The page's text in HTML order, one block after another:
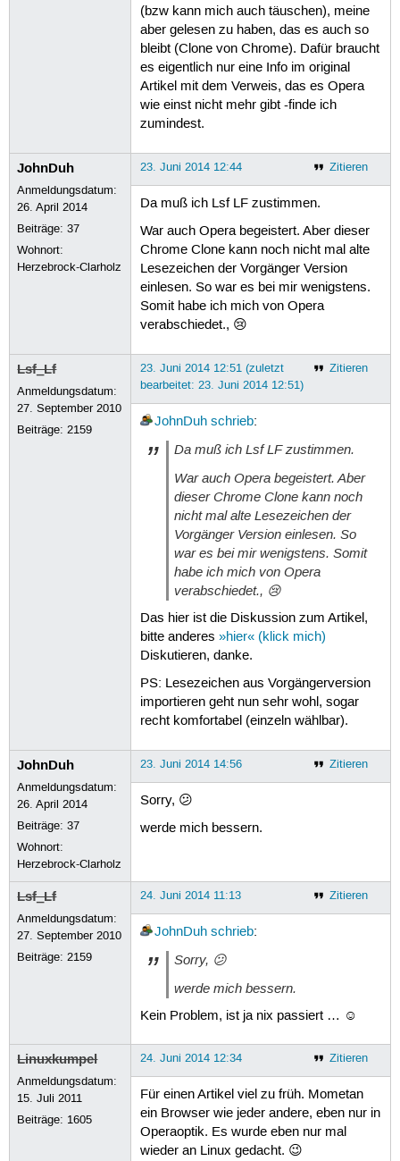
(bzw kann mich auch täuschen), meine
aber gelesen zu haben, das es auch so
bleibt (Clone von Chrome). Dafür braucht
es eigentlich nur eine Info im original
Artikel mit dem Verweis, das es Opera
wie einst nicht mehr gibt -finde ich
zumindest.
JohnDuh
Anmeldungsdatum:
26. April 2014
Beiträge:37
Wohnort:
Herzebrock-Clarholz
Zitieren
23. Juni 2014 12:44
Da muß ich Lsf LF zustimmen.
War auch Opera begeistert. Aber dieser
Chrome Clone kann noch nicht mal alte
Lesezeichen der Vorgänger Version
einlesen. So war es bei mir wenigstens.
Somit habe ich mich von Opera
verabschiedet., 😢
Lsf_Lf
Anmeldungsdatum:
27. September 2010
Beiträge:2159
Zitieren
23. Juni 2014 12:51 (zuletzt
bearbeitet: 23. Juni 2014 12:51)
JohnDuh schrieb:
Da muß ich Lsf LF zustimmen.
War auch Opera begeistert. Aber
dieser Chrome Clone kann noch
nicht mal alte Lesezeichen der
Vorgänger Version einlesen. So
war es bei mir wenigstens. Somit
habe ich mich von Opera
verabschiedet., 😢
Das hier ist die Diskussion zum Artikel,
bitte anderes »hier« (klick mich)
Diskutieren, danke.
PS: Lesezeichen aus Vorgängerversion
importieren geht nun sehr wohl, sogar
recht komfortabel (einzeln wählbar).
JohnDuh
Anmeldungsdatum:
26. April 2014
Beiträge:37
Wohnort:
Herzebrock-Clarholz
Zitieren
23. Juni 2014 14:56
Sorry, 😕
werde mich bessern.
Lsf_Lf
Anmeldungsdatum:
27. September 2010
Beiträge:2159
Zitieren
24. Juni 2014 11:13
JohnDuh schrieb:
Sorry, 😕
werde mich bessern.
Kein Problem, ist ja nix passiert … ☺
Linuxkumpel
Anmeldungsdatum:
15. Juli 2011
Beiträge: 1605
Zitieren
24. Juni 2014 12:34
Für einen Artikel viel zu früh. Mometan
ein Browser wie jeder andere, eben nur in
Operaoptik. Es wurde eben nur mal
wieder an Linux gedacht. 😉